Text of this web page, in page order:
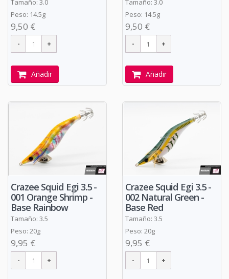
Tamaño: 3.0
Peso: 14.5g
9,50 €
Añadir
Tamaño: 3.0
Peso: 14.5g
9,50 €
Añadir
Crazee Squid Egi 3.5 -
001 Orange Shrimp -
Base Rainbow
Tamaño: 3.5
Peso: 20g
9,95 €
Crazee Squid Egi 3.5 -
002 Natural Green -
Base Red
Tamaño: 3.5
Peso: 20g
9,95 €